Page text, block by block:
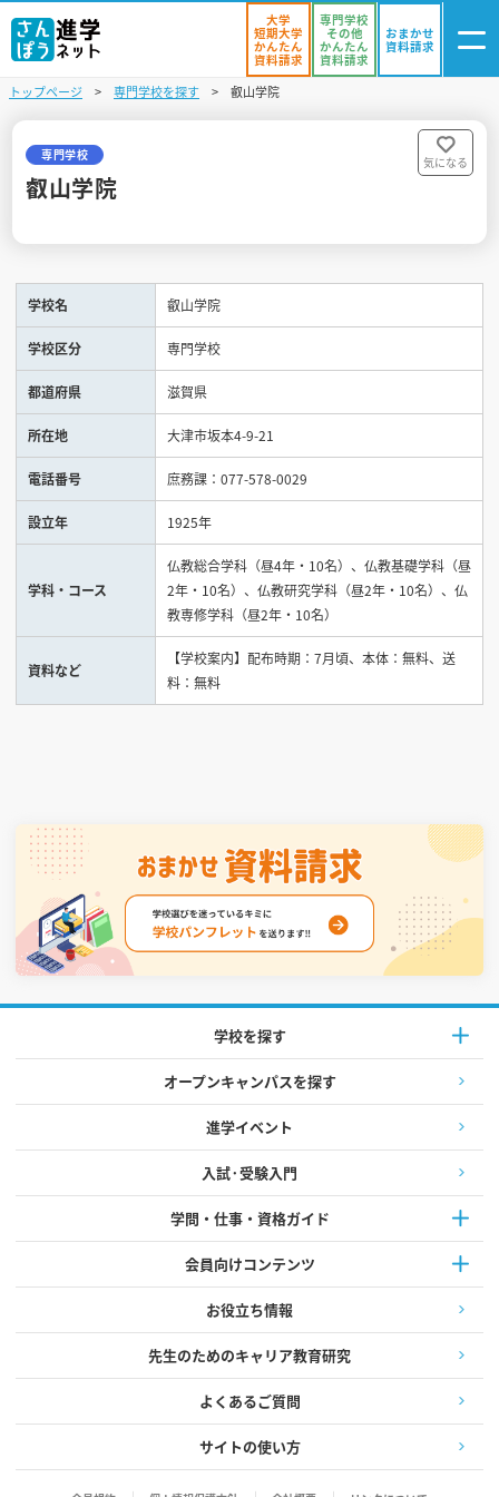
資料リスト
進学イベント
入試・受験入門
お役立ち情報
見学会WEB手引書
校内オンラインガイダンス
アンケートフォーム（学校用）
大学
短期大学
かんたん
資料請求
専門学校
その他
かんたん
資料請求
おまかせ
資料請求
トップページ 専門学校を探す 叡山学院
専門学校
叡山学院
気になる
学校名 叡山学院
学校区分 専門学校
都道府県 滋賀県
所在地 大津市坂本4-9-21
電話番号 庶務課：077-578-0029
設立年 1925年
学科・コース
仏教総合学科（昼4年・10名）、仏教基礎学科（昼
2年・10名）、仏教研究学科（昼2年・10名）、仏
教専修学科（昼2年・10名）
資料など
【学校案内】配布時期：7月頃、本体：無料、送
料：無料
学校を探す
オープンキャンパスを探す
進学イベント
入試·受験入門
学問・仕事・資格ガイド
会員向けコンテンツ
お役立ち情報
先生のためのキャリア教育研究
よくあるご質問
サイトの使い方